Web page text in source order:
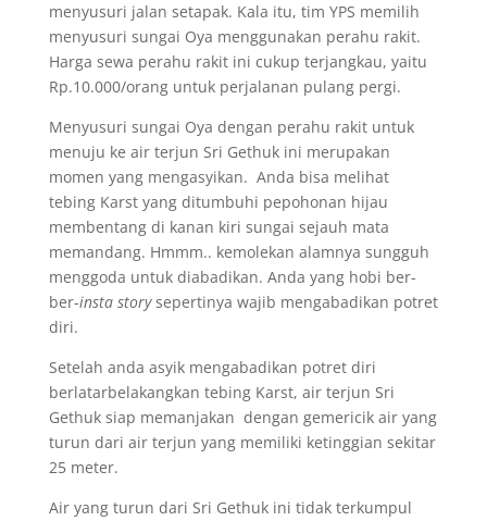
menyusuri jalan setapak. Kala itu, tim YPS memilih
menyusuri sungai Oya menggunakan perahu rakit.
Harga sewa perahu rakit ini cukup terjangkau, yaitu
Rp.10.000/orang untuk perjalanan pulang pergi.
Menyusuri sungai Oya dengan perahu rakit untuk
menuju ke air terjun Sri Gethuk ini merupakan
momen yang mengasyikan. Anda bisa melihat
tebing Karst yang ditumbuhi pepohonan hijau
membentang di kanan kiri sungai sejauh mata
memandang. Hmmm.. kemolekan alamnya sungguh
menggoda untuk diabadikan. Anda yang hobi ber-
ber-insta storysepertinya wajib mengabadikan potret
diri.
Setelah anda asyik mengabadikan potret diri
berlatarbelakangkan tebing Karst, air terjun Sri
Gethuk siap memanjakan dengan gemericik air yang
turun dari air terjun yang memiliki ketinggian sekitar
25 meter.
Air yang turun dari Sri Gethuk ini tidak terkumpul